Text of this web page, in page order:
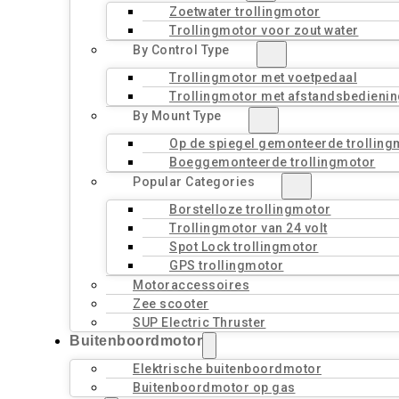
Zoetwater trollingmotor
Trollingmotor voor zout water
By Control Type
Trollingmotor met voetpedaal
Trollingmotor met
By Mount Type
Op de spiegel gemonteerde
Boeggemonteerde trollingmotor
Popular Categories
Borstelloze trollingmotor
Trollingmotor van 24 volt
Spot Lock trollingmotor
GPS trollingmotor
Motoraccessoires
Zee scooter
SUP Electric Thruster
Buitenboordmotor
Elektrische buitenboordmotor
Buitenboordmotor op gas